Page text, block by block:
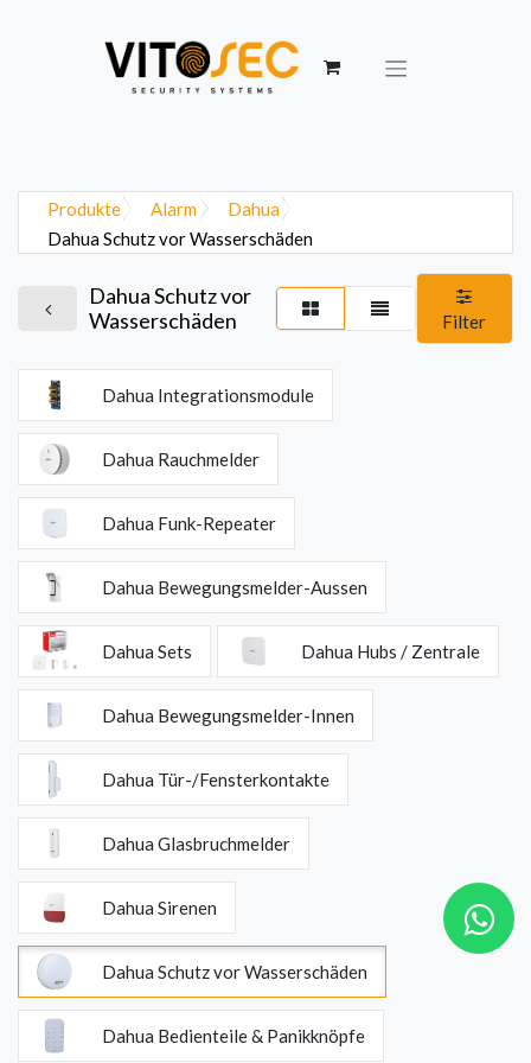
Produkte Alarm
Dahua
Dahua Schutz vor Wasserschäden
Dahua Schutz vor
Wasserschäden
Filter
Dahua Integrationsmodule
Dahua Rauchmelder
Dahua Funk-Repeater
Dahua Bewegungsmelder-Aussen
Dahua Sets Dahua Hubs / Zentrale
Dahua Bewegungsmelder-Innen
Dahua Tür-/Fensterkontakte
Dahua Glasbruchmelder
Dahua Sirenen
Dahua Schutz vor Wasserschäden
Dahua Bedienteile & Panikknöpfe